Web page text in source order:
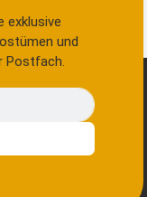
exklusive
und
Postfach.